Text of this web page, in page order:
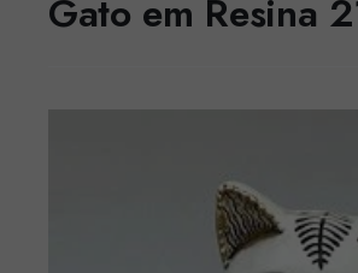
Gato em Resina